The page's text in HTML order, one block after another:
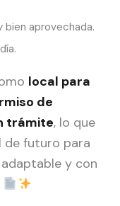
bien aprovechada.
local para
de
trámite, lo que
de futuro para
y con